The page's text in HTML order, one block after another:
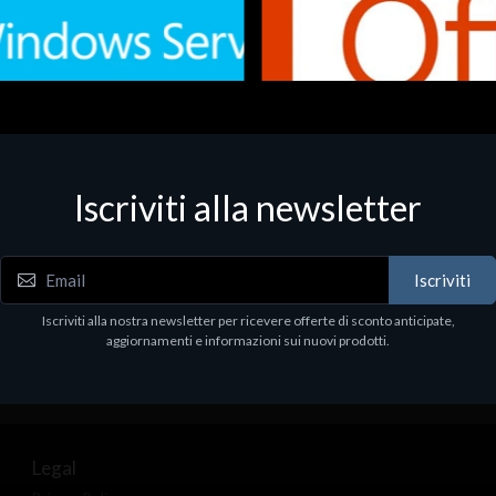
- Office Productivity Software - Office Productivity
Iscriviti alla newsletter
Iscriviti
Iscriviti alla nostra newsletter per ricevere offerte di sconto anticipate,
aggiornamenti e informazioni sui nuovi prodotti.
Legal